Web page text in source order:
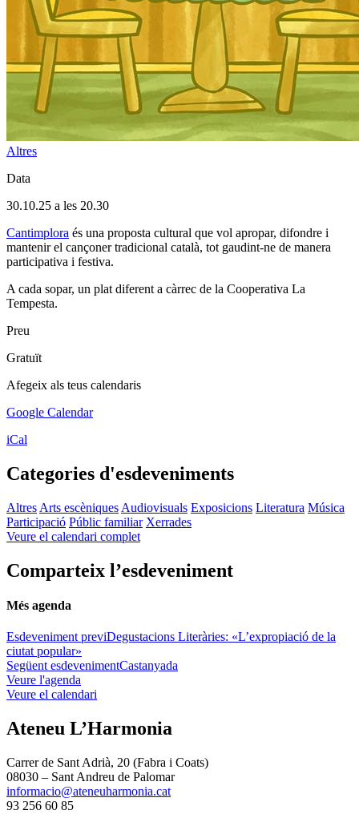
Altres
Data
30.10.25 a les 20.30
Cantimplora és una proposta cultural que vol apropar, difondre i
mantenir el cançoner tradicional català, tot gaudint-ne de manera
participativa i festiva.
A cada sopar, un plat diferent a càrrec de la Cooperativa La
Tempesta.
Preu
Gratuït
Afegeix als teus calendaris
Google Calendar
iCal
Categories d'esdeveniments
Altres Arts escèniques Audiovisuals Exposicions Literatura Música
Participació Públic familiar Xerrades
Veure el calendari complet
Comparteix l’esdeveniment
Més agenda
Esdeveniment previDegustacions Literàries: «L’expropiació de la
ciutat popular»
Següent esdevenimentCastanyada
Veure l'agenda
Veure el calendari
Ateneu L’Harmonia
Carrer de Sant Adrià, 20 (Fabra i Coats)
08030 – Sant Andreu de Palomar
informacio@ateneuharmonia.cat
93 256 60 85